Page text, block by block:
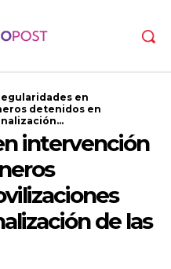
en
detenidos en
intervención
de las